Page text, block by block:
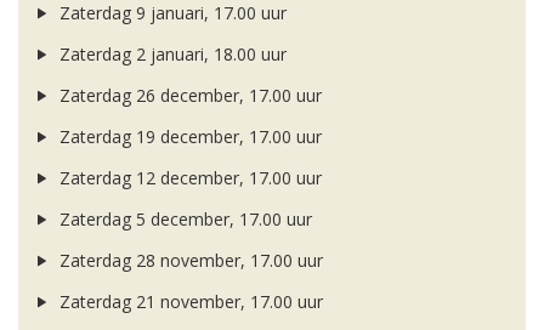
Zaterdag 9 januari, 17.00 uur
Zaterdag 2 januari, 18.00 uur
Zaterdag 26 december, 17.00 uur
Zaterdag 19 december, 17.00 uur
Zaterdag 12 december, 17.00 uur
Zaterdag 5 december, 17.00 uur
Zaterdag 28 november, 17.00 uur
Zaterdag 21 november, 17.00 uur